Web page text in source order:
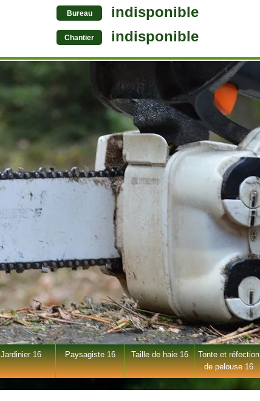
Bureau indisponible
Chantier indisponible
Jardinier 16 Paysagiste 16 Taille de haie 16
Tonte et réfection
de pelouse 16